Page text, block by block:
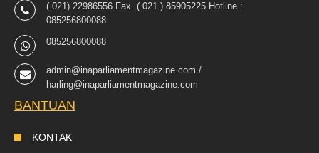
( 021) 22986556 Fax. ( 021 ) 85905225 Hotline :
085256800088
085256800088
admin@inaparliamentmagazine.com /
harling@inaparliamentmagazine.com
BANTUAN
KONTAK